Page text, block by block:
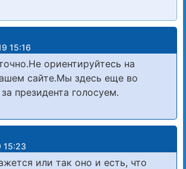
15:16
ориентируйтесь на
сайте.Мы здесь еще во
президента голосуем.
15:23
или так оно и есть, что